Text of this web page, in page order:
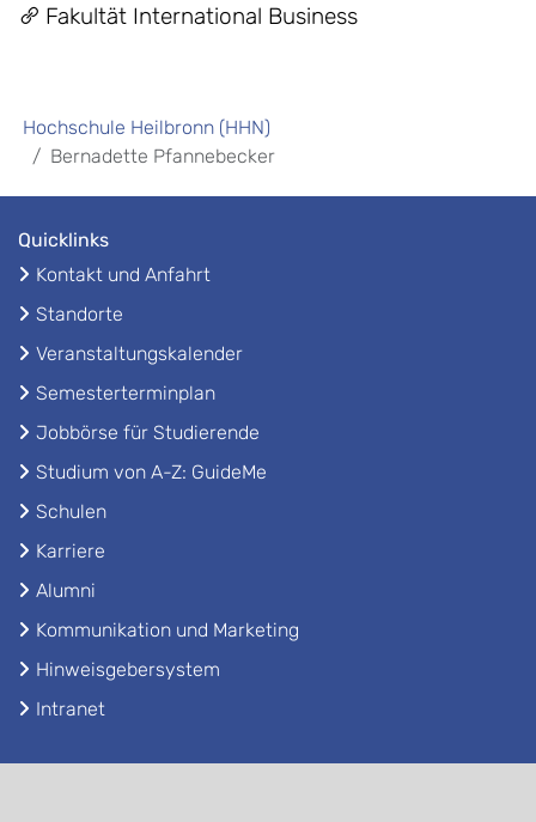
Fakultät International Business
Hochschule Heilbronn (HHN)
Bernadette Pfannebecker
Quicklinks
Kontakt und Anfahrt
Standorte
Veranstaltungskalender
Semesterterminplan
Jobbörse für Studierende
Studium von A-Z: GuideMe
Schulen
Karriere
Alumni
Kommunikation und Marketing
Hinweisgebersystem
Intranet